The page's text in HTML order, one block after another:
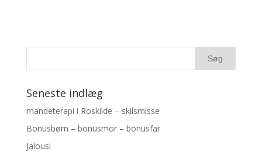
Seneste indlæg
mandeterapi i Roskilde – skilsmisse
Bonusbørn – bonusmor – bonusfar
Jalousi